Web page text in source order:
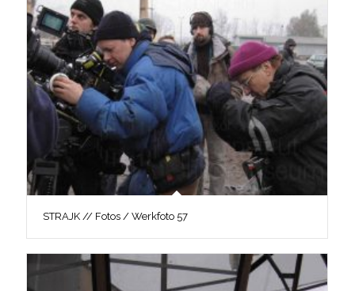
STRAJK // Fotos / Werkfoto 57